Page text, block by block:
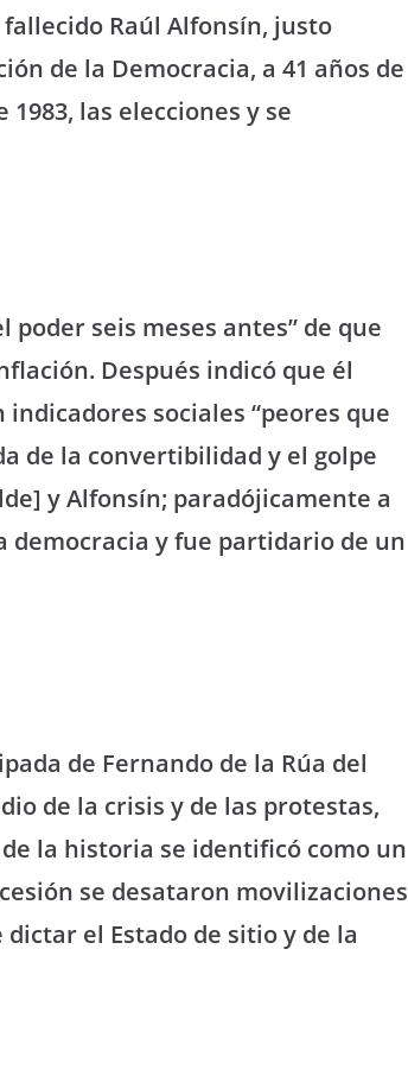
Raúl Alfonsín, justo
de la Democracia, a 41 años de
las elecciones y se
seis meses antes” de que
Después indicó que él
sociales “peores que
de la convertibilidad y el golpe
y Alfonsín; paradójicamente a
democracia y fue partidario de un
de Fernando de la Rúa del
de la crisis y de las protestas,
la historia se identificó como un
se desataron movilizaciones
el Estado de sitio y de la